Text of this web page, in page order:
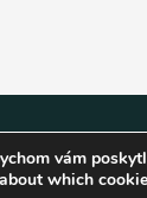
vám
which